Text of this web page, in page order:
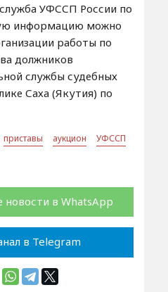
УФССП России по
информацию можно
работы по
должников
службы судебных
Саха (Якутия) по
приставы аукцион
УФССП
в WhatsApp
в Telegram